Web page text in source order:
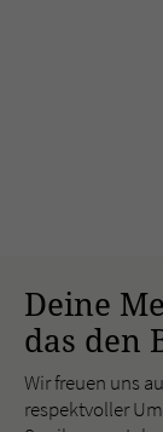
Deine
das den
Wir freuen uns
respektvoller